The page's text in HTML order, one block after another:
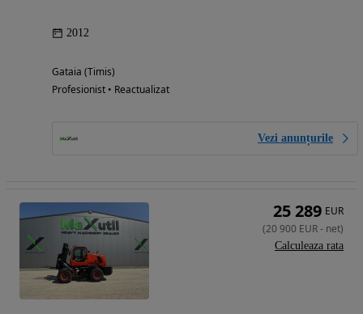
2012
Gataia (Timis)
Profesionist • Reactualizat
Vezi anunțurile
25 289 EUR
(20 900 EUR- net)
Calculeaza rata